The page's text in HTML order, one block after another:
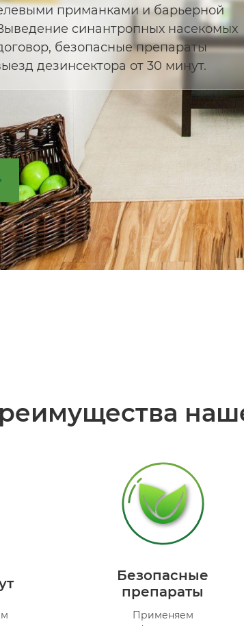
приманками и барьерной
синантропных насекомых
безопасные препараты
дезинсектора от 30 минут.
Безопасные
препараты
Применяем